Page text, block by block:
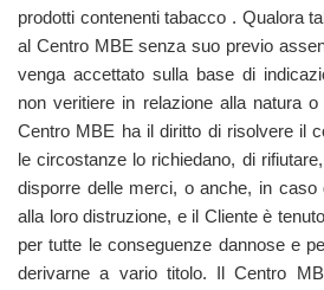
prodotti contenenti tabacco . Qualora
al Centro MBE senza suo previo
venga accettato sulla base di
non veritiere in relazione alla natura
Centro MBE ha il diritto di risolvere il
le circostanze lo richiedano, di
disporre delle merci, o anche, in caso
alla loro distruzione, e il Cliente è
per tutte le conseguenze dannose e
derivarne a vario titolo. Il Centro